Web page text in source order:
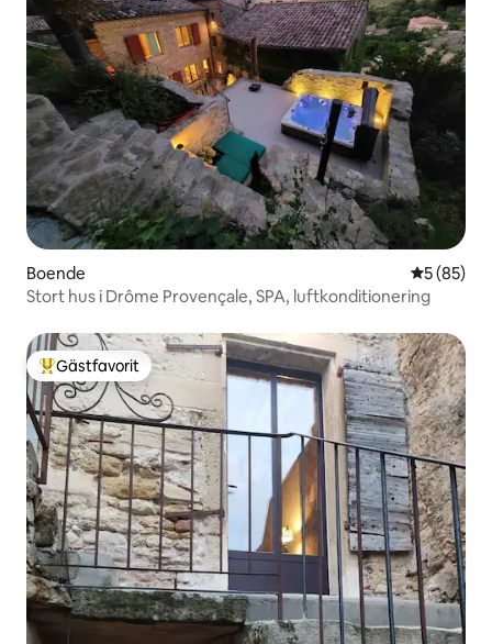
Boende 5 av 5 i
5 (85)
Stort hus i Drôme Provençale, SPA, luftkonditionering
Populär gästfavorit
Gästfavorit